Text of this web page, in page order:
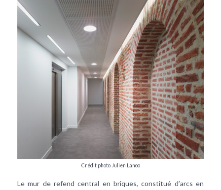
Crédit photo Julien Lanoo
Le mur de refend central en briques, constitué d’arcs en